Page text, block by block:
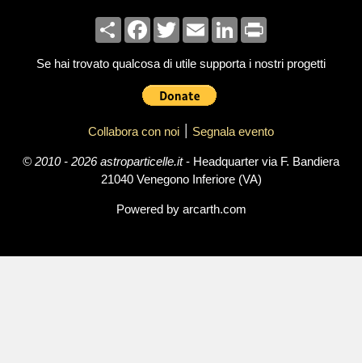
ShareFacebook
TwitterEmailLinkedIn
Se hai trovato qualcosa di utile supporta i nostri progetti
Collabora con noi Segnala evento
© 2010 - 2026 astroparticelle.it- Headquarter via F. Bandiera
21040 Venegono Inferiore (VA)
Powered by arcarth.com